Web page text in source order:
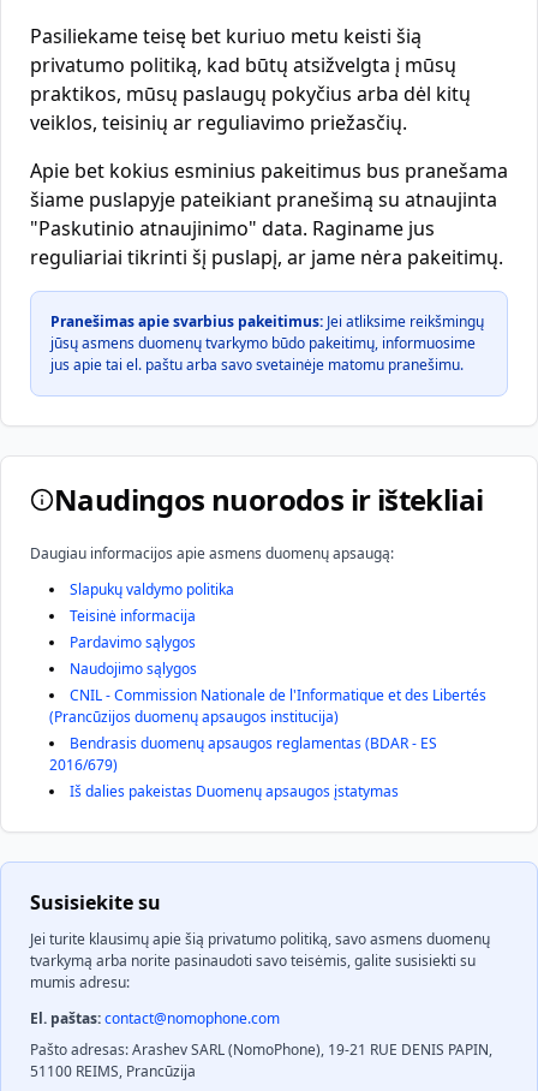
Pasiliekame teisę bet kuriuo metu keisti šią
privatumo politiką, kad būtų atsižvelgta į mūsų
praktikos, mūsų paslaugų pokyčius arba dėl kitų
veiklos, teisinių ar reguliavimo priežasčių.
Apie bet kokius esminius pakeitimus bus pranešama
šiame puslapyje pateikiant pranešimą su atnaujinta
"Paskutinio atnaujinimo" data. Raginame jus
reguliariai tikrinti šį puslapį, ar jame nėra pakeitimų.
Pranešimas apie svarbius pakeitimus: Jei atliksime reikšmingų
jūsų asmens duomenų tvarkymo būdo pakeitimų, informuosime
jus apie tai el. paštu arba savo svetainėje matomu pranešimu.
Naudingos nuorodos ir ištekliai
Daugiau informacijos apie asmens duomenų apsaugą:
Slapukų valdymo politika
Teisinė informacija
Pardavimo sąlygos
Naudojimo sąlygos
CNIL - Commission Nationale de l'Informatique et des Libertés
(Prancūzijos duomenų apsaugos institucija)
Bendrasis duomenų apsaugos reglamentas (BDAR - ES
2016/679)
Iš dalies pakeistas Duomenų apsaugos įstatymas
Susisiekite su
Jei turite klausimų apie šią privatumo politiką, savo asmens duomenų
tvarkymą arba norite pasinaudoti savo teisėmis, galite susisiekti su
mumis adresu:
El. paštas:contact@nomophone.com
Pašto adresas: Arashev SARL (NomoPhone), 19-21 RUE DENIS PAPIN,
51100 REIMS, Prancūzija